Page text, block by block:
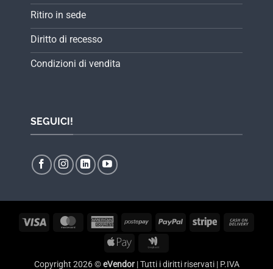
Ritiro in sede
Diritto di recesso
Condizioni di vendita
SEGUICI!
Visa MasterCardAmerican
Express
PostepayPayPal Stripe
Apple
Copyright 2026 ©eVendor| Tutti i diritti riservati | P.IVA